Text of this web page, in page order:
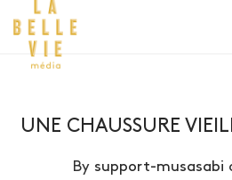
UNE CHAUSSURE
By support-musasabi